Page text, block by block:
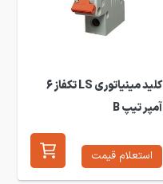
کلید مینیاتوری LS تکفاز 6
آمپر تیپ B
استعلام قیمت